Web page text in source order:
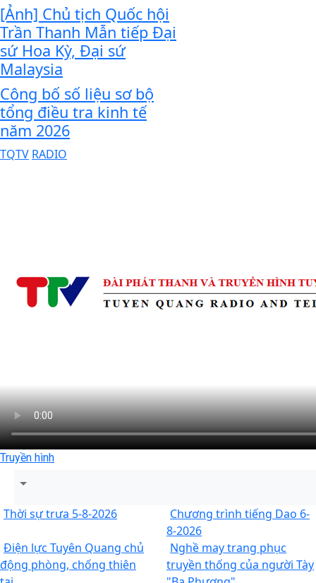
[Ảnh] Chủ tịch Quốc hội
Trần Thanh Mẫn tiếp Đại
sứ Hoa Kỳ, Đại sứ
Malaysia
Công bố số liệu sơ bộ
tổng điều tra kinh tế
năm 2026
TQTV RADIO
Truyền hình
Thời sự trưa 5-8-2026
Chương trình tiếng Dao 6-
8-2026
Điện lực Tuyên Quang chủ
động phòng, chống thiên
Nghề may trang phục
truyền thống của người Tày